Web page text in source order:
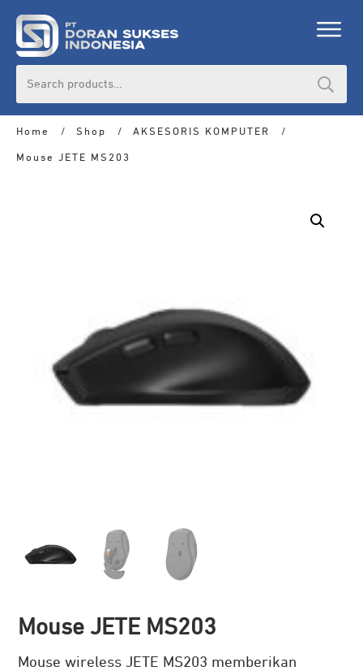
Home / Shop / AKSESORIS KOMPUTER /
Mouse JETE MS203
Mouse JETE MS203
Mouse wireless JETE MS203 memberikan